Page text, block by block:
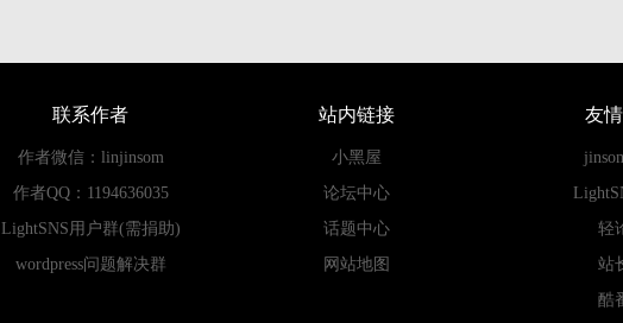
联系作者
作者微信：linjinsom
作者QQ：1194636035
LightSNS用户群(需捐助)
wordpress问题解决群
站内链接
小黑屋
论坛中心
话题中心
网站地图
友
轻
站
酷